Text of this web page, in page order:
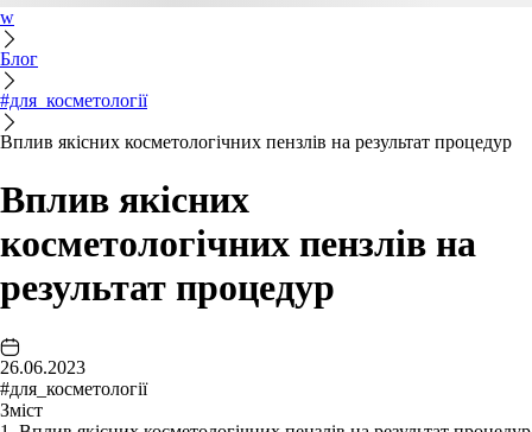
w
Блог
#для_косметології
Вплив якісних косметологічних пензлів на результат процедур
Вплив якісних
косметологічних пензлів на
результат процедур
26.06.2023
#для_косметології
Зміст